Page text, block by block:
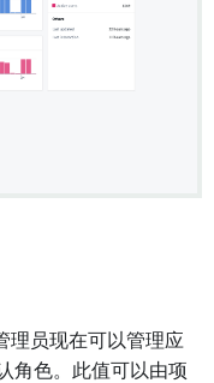
理员现在可以管理应
角色。此值可以由项